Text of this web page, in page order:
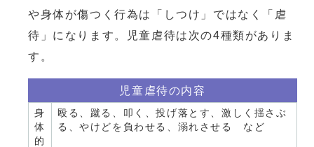
や身体が傷つく行為は「しつけ」ではなく「虐
待」になります。児童虐待は次の4種類がありま
す。
児童虐待の内容
身
体
的
殴る、蹴る、叩く、投げ落とす、激しく揺さぶ
る、やけどを負わせる、溺れさせる など